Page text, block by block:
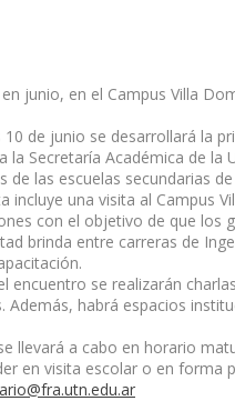
junio, en el Campus Villa
10 de junio se desarrollará la
la Secretaría Académica de la
de las escuelas secundarias
incluye una visita al Campus
con el objetivo de que los
brinda entre carreras de
encuentro se realizarán
Además, habrá espacios
llevará a cabo en horario
en visita escolar o en forma